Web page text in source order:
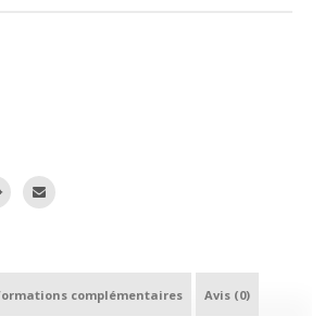
complémentaires Avis (0)